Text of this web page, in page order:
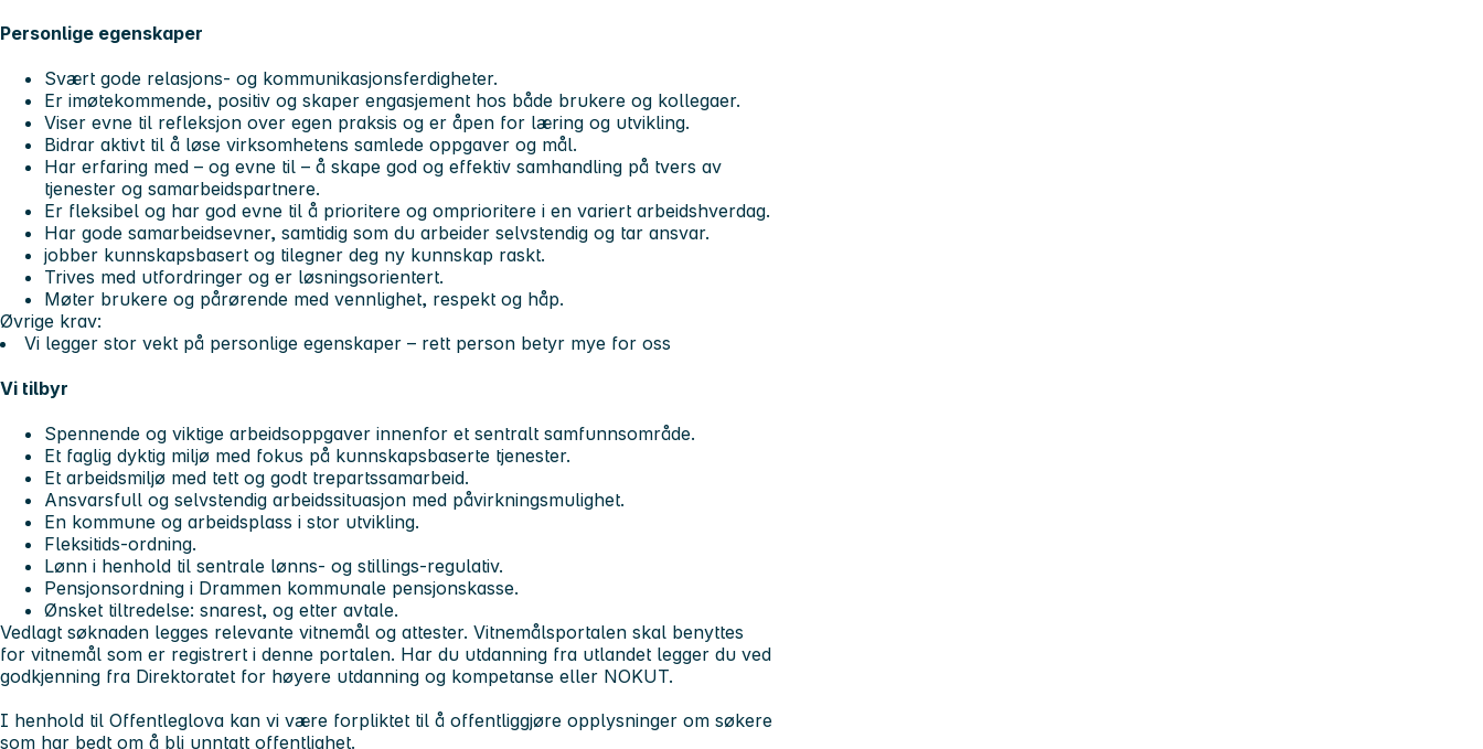
Personlige egenskaper
Svært gode relasjons‑ og kommunikasjonsferdigheter.
Er imøtekommende, positiv og skaper engasjement hos både brukere og kollegaer.
Viser evne til refleksjon over egen praksis og er åpen for læring og utvikling.
Bidrar aktivt til å løse virksomhetens samlede oppgaver og mål.
Har erfaring med – og evne til – å skape god og effektiv samhandling på tvers av
tjenester og samarbeidspartnere.
Er fleksibel og har god evne til å prioritere og omprioritere i en variert arbeidshverdag.
Har gode samarbeidsevner, samtidig som du arbeider selvstendig og tar ansvar.
jobber kunnskapsbasert og tilegner deg ny kunnskap raskt.
Trives med utfordringer og er løsningsorientert.
Møter brukere og pårørende med vennlighet, respekt og håp.
Øvrige krav:
Vi legger stor vekt på personlige egenskaper – rett person betyr mye for oss
Vi tilbyr
Spennende og viktige arbeidsoppgaver innenfor et sentralt samfunnsområde.
Et faglig dyktig miljø med fokus på kunnskapsbaserte tjenester.
Et arbeidsmiljø med tett og godt trepartssamarbeid.
Ansvarsfull og selvstendig arbeidssituasjon med påvirkningsmulighet.
En kommune og arbeidsplass i stor utvikling.
Fleksitids-ordning.
Lønn i henhold til sentrale lønns- og stillings-regulativ.
Pensjonsordning i Drammen kommunale pensjonskasse.
Ønsket tiltredelse: snarest, og etter avtale.
Vedlagt søknaden legges relevante vitnemål og attester. Vitnemålsportalen skal benyttes
for vitnemål som er registrert i denne portalen. Har du utdanning fra utlandet legger du ved
godkjenning fra Direktoratet for høyere utdanning og kompetanse eller NOKUT.
I henhold til Offentleglova kan vi være forpliktet til å offentliggjøre opplysninger om søkere
som har bedt om å bli unntatt offentlighet.